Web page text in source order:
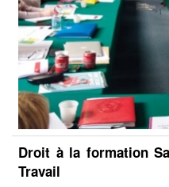
Droit à la formation
Travail